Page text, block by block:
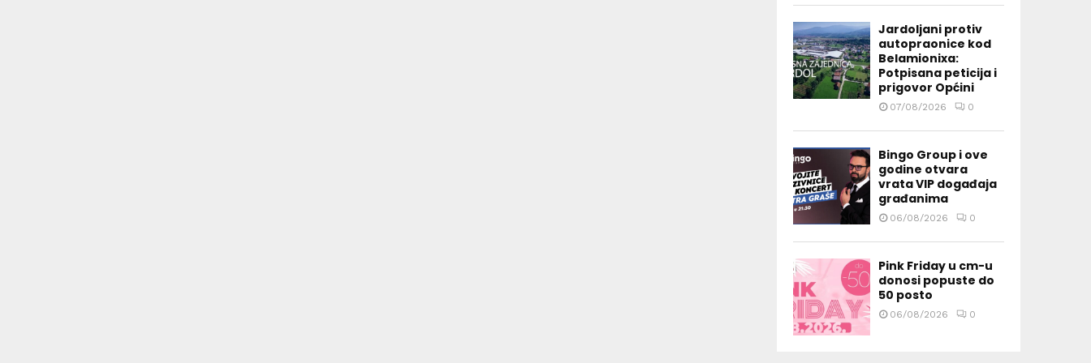
Jardoljani protiv
autopraonice kod
Belamionixa:
Potpisana peticija i
prigovor Općini
07/08/2026 0
Bingo Group i ove
godine otvara
vrata VIP događaja
građanima
06/08/2026 0
Pink Friday u cm-u
donosi popuste do
50 posto
06/08/2026 0